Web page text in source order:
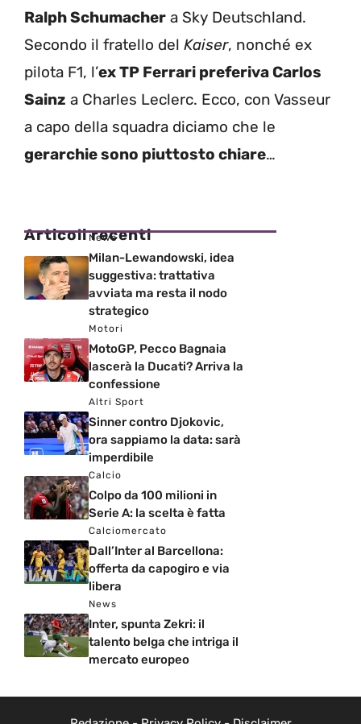
Ralph Schumacher a Sky Deutschland.
Secondo il fratello del Kaiser, nonché ex
pilota F1, l’ex TP Ferrari preferiva Carlos
Sainz a Charles Leclerc. Ecco, con Vasseur
a capo della squadra diciamo che le
gerarchie sono piuttosto chiare…
Articoli recenti
News
Milan-Lewandowski, idea
suggestiva: trattativa
avviata ma resta il nodo
strategico
Motori
MotoGP, Pecco Bagnaia
lascerà la Ducati? Arriva la
confessione
Altri Sport
Sinner contro Djokovic,
ora sappiamo la data: sarà
imperdibile
Calcio
Colpo da 100 milioni in
Serie A: la scelta è fatta
Calciomercato
Dall’Inter al Barcellona:
offerta da capogiro e via
libera
News
Inter, spunta Zekri: il
talento belga che intriga il
mercato europeo